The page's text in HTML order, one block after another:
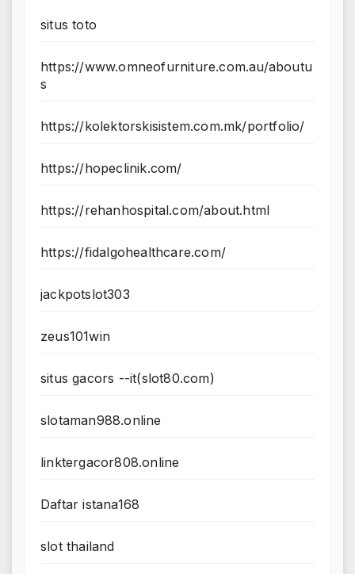
situs toto
https://www.omneofurniture.com.au/aboutu
s
https://kolektorskisistem.com.mk/portfolio/
https://hopeclinik.com/
https://rehanhospital.com/about.html
https://fidalgohealthcare.com/
jackpotslot303
zeus101win
situs gacors --it(slot80.com)
slotaman988.online
linktergacor808.online
Daftar istana168
slot thailand